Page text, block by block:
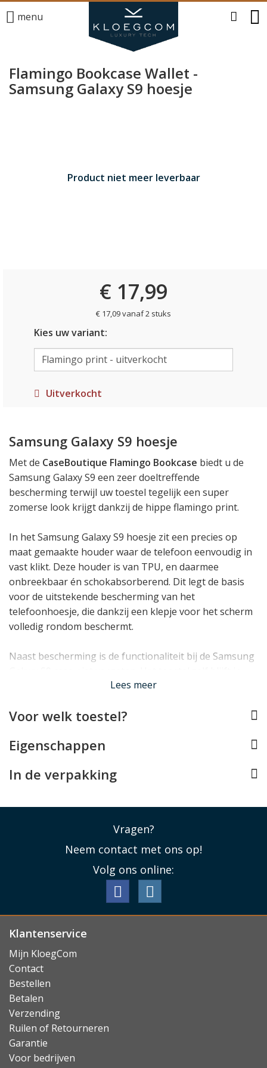
menu
Flamingo Bookcase Wallet -
Samsung Galaxy S9 hoesje
Product niet meer leverbaar
€ 17,99
€ 17,09 vanaf 2 stuks
Kies uw variant:
Uitverkocht
Samsung Galaxy S9 hoesje
Met de CaseBoutique Flamingo Bookcase biedt u de
Samsung Galaxy S9 een zeer doeltreffende
bescherming terwijl uw toestel tegelijk een super
zomerse look krijgt dankzij de hippe flamingo print.
In het Samsung Galaxy S9 hoesje zit een precies op
maat gemaakte houder waar de telefoon eenvoudig in
vast klikt. Deze houder is van TPU, en daarmee
onbreekbaar én schokabsorberend. Dit legt de basis
voor de uitstekende bescherming van het
telefoonhoesje, die dankzij een klepje voor het scherm
volledig rondom beschermt.
Naast bescherming is de functionaliteit bij de Samsung
het hoesje normaal te gebruiken, doordat er rekening
camera. Daarnaast heeft de case ruimte voor
en
niet.
Lees meer
Voor welk toestel?
Eigenschappen
In de verpakking
Vragen?
Neem contact met ons op!
Volg ons online:
Klantenservice
Mijn KloegCom
Contact
Bestellen
Betalen
Verzending
Ruilen of Retourneren
Garantie
Voor bedrijven